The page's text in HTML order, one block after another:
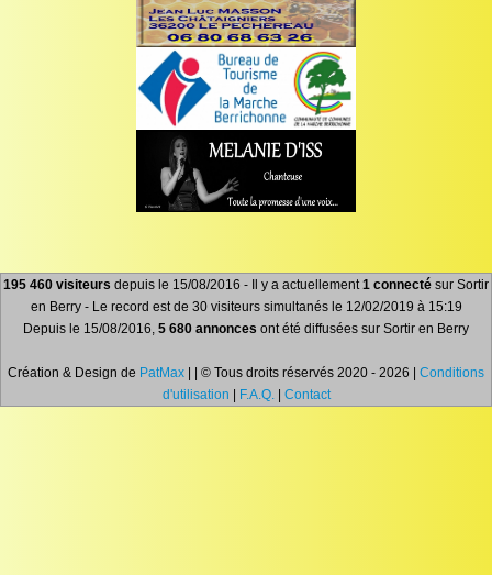
195 460 visiteurs depuis le 15/08/2016 - Il y a actuellement1 connecté sur Sortir
en Berry - Le record est de 30 visiteurs simultanés le 12/02/2019 à 15:19
Depuis le 15/08/2016, 5 680 annonces ont été diffusées sur Sortir en Berry
Création & Design de PatMax | | © Tous droits réservés 2020 - 2026 | Conditions
d'utilisation
F.A.Q.| Contact